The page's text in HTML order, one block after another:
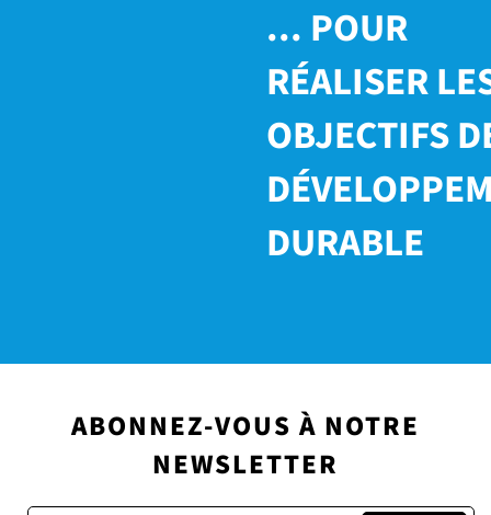
... POUR
RÉALISER
OBJECTIFS
DURABLE
ABONNEZ-VOUS À NOTRE
NEWSLETTER